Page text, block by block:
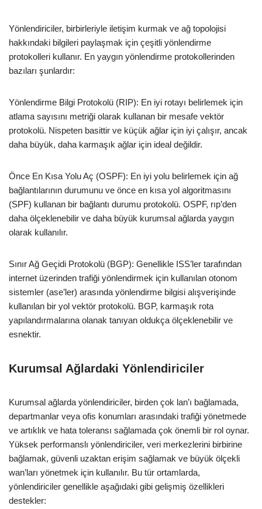
Yönlendiriciler, birbirleriyle iletişim kurmak ve ağ topolojisi
hakkındaki bilgileri paylaşmak için çeşitli yönlendirme
protokolleri kullanır. En yaygın yönlendirme protokollerinden
bazıları şunlardır:
Yönlendirme Bilgi Protokolü (RIP): En iyi rotayı belirlemek için
atlama sayısını metriği olarak kullanan bir mesafe vektör
protokolü. Nispeten basittir ve küçük ağlar için iyi çalışır, ancak
daha büyük, daha karmaşık ağlar için ideal değildir.
Önce En Kısa Yolu Aç (OSPF): En iyi yolu belirlemek için ağ
bağlantılarının durumunu ve önce en kısa yol algoritmasını
(SPF) kullanan bir bağlantı durumu protokolü. OSPF, rıp’den
daha ölçeklenebilir ve daha büyük kurumsal ağlarda yaygın
olarak kullanılır.
Sınır Ağ Geçidi Protokolü (BGP): Genellikle ISS’ler tarafından
internet üzerinden trafiği yönlendirmek için kullanılan otonom
sistemler (ase’ler) arasında yönlendirme bilgisi alışverişinde
kullanılan bir yol vektör protokolü. BGP, karmaşık rota
yapılandırmalarına olanak tanıyan oldukça ölçeklenebilir ve
esnektir.
Kurumsal Ağlardaki Yönlendiriciler
Kurumsal ağlarda yönlendiriciler, birden çok lan’ı bağlamada,
departmanlar veya ofis konumları arasındaki trafiği yönetmede
ve artıklık ve hata toleransı sağlamada çok önemli bir rol oynar.
Yüksek performanslı yönlendiriciler, veri merkezlerini birbirine
bağlamak, güvenli uzaktan erişim sağlamak ve büyük ölçekli
wan’ları yönetmek için kullanılır. Bu tür ortamlarda,
yönlendiriciler genellikle aşağıdaki gibi gelişmiş özellikleri
destekler: